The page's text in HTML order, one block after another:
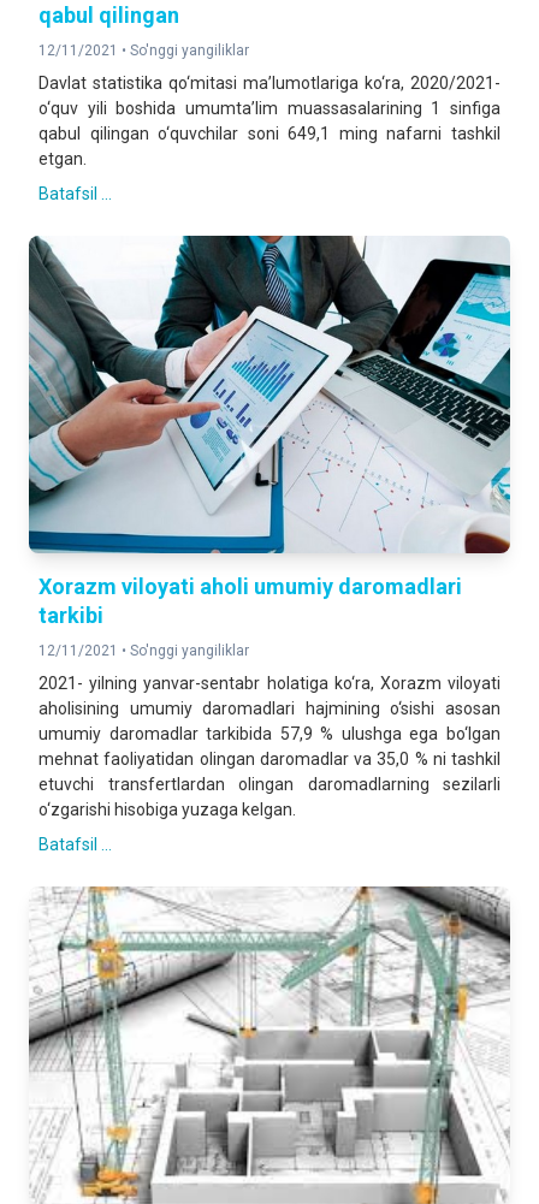
qabul qilingan
12/11/2021 • So'nggi yangiliklar
Davlat statistika qo‘mitasi ma’lumotlariga ko‘ra, 2020/2021-
o‘quv yili boshida umumta’lim muassasalarining 1 sinfiga
qabul qilingan o‘quvchilar soni 649,1 ming nafarni tashkil
etgan.
Batafsil ...
Xorazm viloyati aholi umumiy daromadlari
tarkibi
12/11/2021 • So'nggi yangiliklar
2021- yilning yanvar-sentabr holatiga ko‘ra, Xorazm viloyati
aholisining umumiy daromadlari hajmining o‘sishi asosan
umumiy daromadlar tarkibida 57,9 % ulushga ega bo‘lgan
mehnat faoliyatidan olingan daromadlar va 35,0 % ni tashkil
etuvchi transfertlardan olingan daromadlarning sezilarli
o‘zgarishi hisobiga yuzaga kelgan.
Batafsil ...